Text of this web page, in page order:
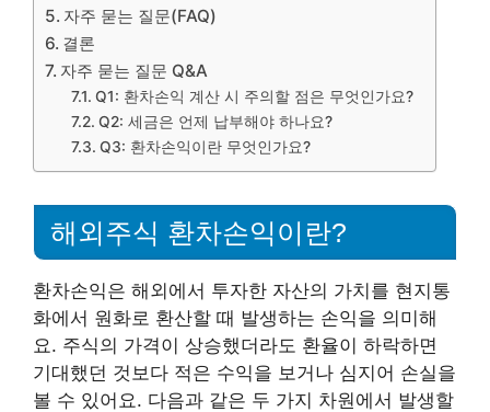
자주 묻는 질문(FAQ)
결론
자주 묻는 질문 Q&A
Q1: 환차손익 계산 시 주의할 점은 무엇인가요?
Q2: 세금은 언제 납부해야 하나요?
Q3: 환차손익이란 무엇인가요?
해외주식 환차손익이란?
환차손익은 해외에서 투자한 자산의 가치를 현지통
화에서 원화로 환산할 때 발생하는 손익을 의미해
요. 주식의 가격이 상승했더라도 환율이 하락하면
기대했던 것보다 적은 수익을 보거나 심지어 손실을
볼 수 있어요. 다음과 같은 두 가지 차원에서 발생할